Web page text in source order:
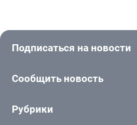
Подписаться на новости
Сообщить новость
Рубрики